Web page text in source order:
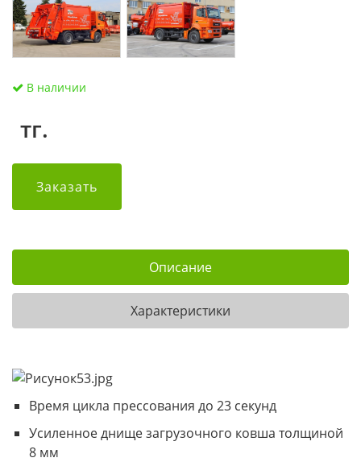
В наличии
тг.
Заказать
Описание
Характеристики
Время цикла прессования до 23 секунд
Усиленное днище загрузочного ковша толщиной
8 мм